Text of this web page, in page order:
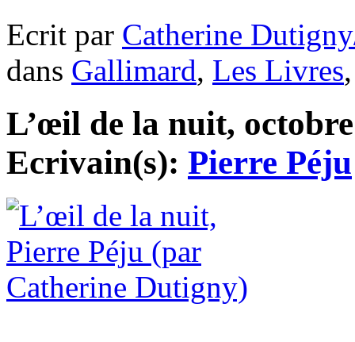
Ecrit par Catherine
dans Gallimard, Les Livres
L’œil de la nuit,
Ecrivain(s): Pierre Péju